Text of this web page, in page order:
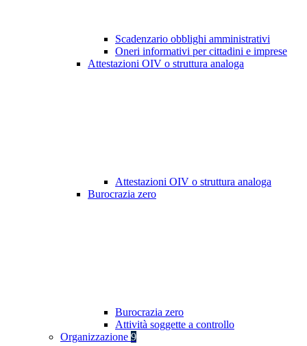
Scadenzario obblighi amministrativi
Oneri informativi per cittadini e imprese
Attestazioni OIV o struttura analoga
Attestazioni OIV o struttura analoga
Burocrazia zero
Burocrazia zero
Attività soggette a controllo
Organizzazione 9